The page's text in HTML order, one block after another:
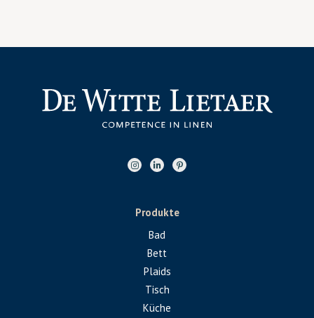
Produkte
Bad
Bett
Plaids
Tisch
Küche